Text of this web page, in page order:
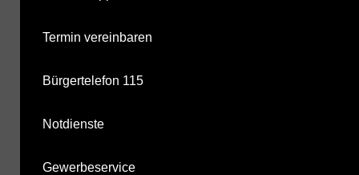
Termin vereinbaren
Bürgertelefon 115
Notdienste
Gewerbeservice